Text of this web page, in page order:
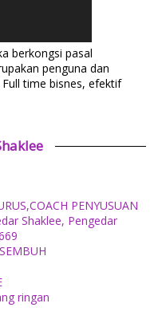
berkongsi pasal
penguna dan
time bisnes, efektif
PENYUSUAN
Shaklee, Pengedar
ringan